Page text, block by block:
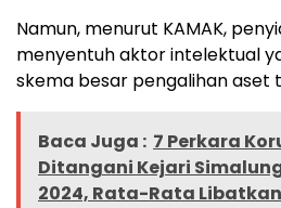
Namun, menurut KAMAK,
menyentuh aktor intelektual
skema besar pengalihan aset
Baca Juga : 7 Perkara
Ditangani Kejari
2024, Rata-Rata